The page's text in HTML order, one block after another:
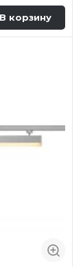
В корзину